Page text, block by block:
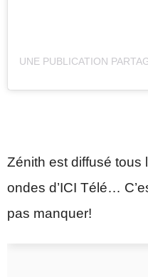
Zénith est diffusé tous
ondes d’ICI Télé…
pas manquer!